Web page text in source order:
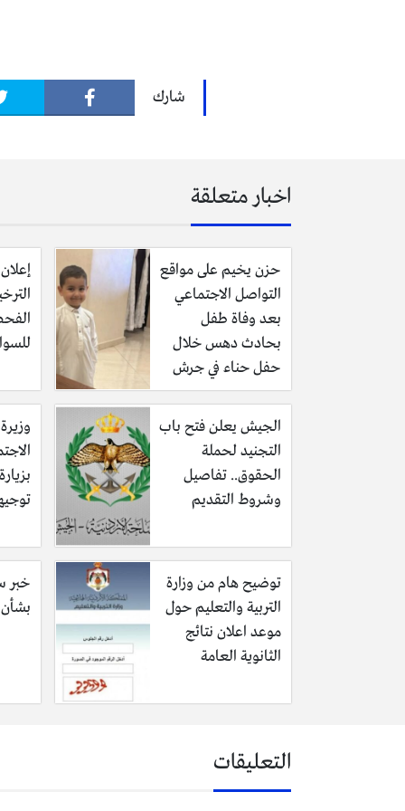
تقبل التعازي للرجال في قرية
ومن أبرز المناصب التي شغلها
الاجتماعي، ونائب رئيس جامعة
رحمه الله رحمة واسعة وأسكنه فسيح
شارك
اخبار متعلقة
حزن يخيم على مواقع
التواصل الاجتماعي
بعد وفاة طفل
بحادث دهس خلال
حفل حناء في جرش
الجيش يعلن فتح باب
التجنيد لحملة
الحقوق.. تفاصيل
وشروط التقديم
توضيح هام من وزارة
التربية والتعليم حول
موعد اعلان نتائج
الثانوية العامة
خبر
بشأن
التعليقات